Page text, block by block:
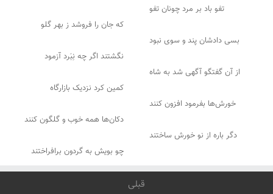
تفو باد بر مرد چونان تفو
که جان را فروشد ز بهر گلو
بسی دادشان پند و سوی نبود
نگشتند اگر چه نِبَرد آزمود
از آن گفتگو آگهی شد به شاه
کمین کرد نزدیک بازارگاه
خورش‌ها بفرمود افزون کنند
دکان‌ها همه خوب و گلگون کنند
دگر باره از نو خورش ساختند
چو بویش به گردون برافراختند
قبلی